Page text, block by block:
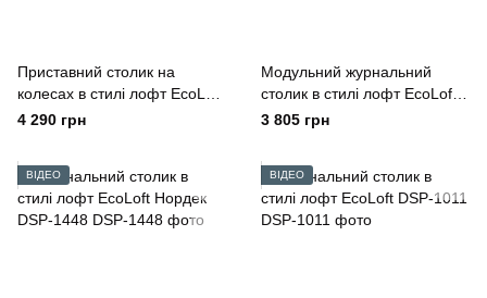
Приставний столик на
колесах в стилі лофт EcoLoft
Флауто DSP-1417
4 290 грн
Модульний журнальний
столик в стилі лофт EcoLoft
Duet DSP-1109
3 805 грн
ВІДЕО ВІДЕО